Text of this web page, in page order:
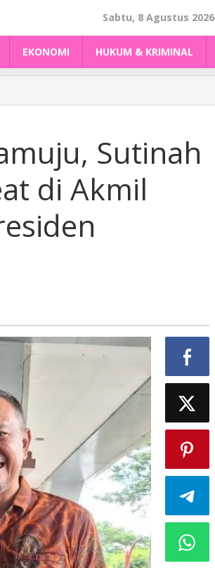
Sabtu, 8 Agustus 2026
EKONOMI HUKUM & KRIMINAL
Sutinah
di Akmil